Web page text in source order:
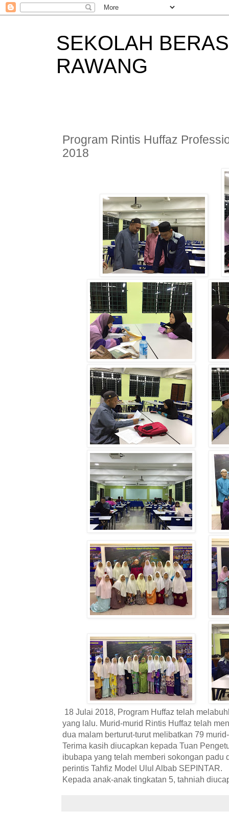
SEKOLAH
RAWANG
Program Rintis Huffaz
2018
18 Julai 2018, Program Huffaz telah
yang lalu. Murid-murid Rintis Huffaz telah
dua malam berturut-turut melibatkan 79
Terima kasih diucapkan kepada Tuan
ibubapa yang telah memberi sokongan padu
perintis Tahfiz Model Ulul Albab SEPINTAR.
Kepada anak-anak tingkatan 5, tahniah